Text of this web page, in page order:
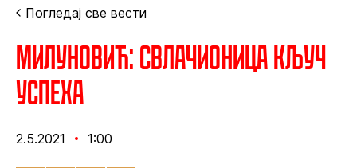
Погледај све вести
Милуновић: Свлачионица кључ
успеха
2.5.2021 1:00